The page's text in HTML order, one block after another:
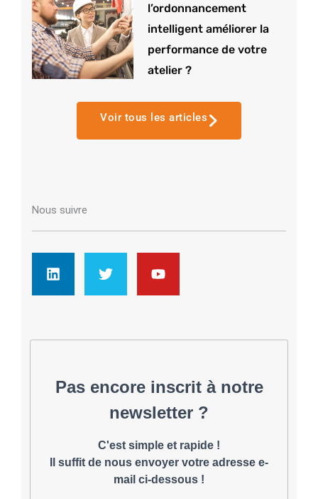
l’ordonnancement
intelligent améliorer la
performance de votre
atelier ?
Voir tous les articles
Nous suivre
L
i
n
k
e
n
T
w
i
t
t
Y
o
u
t
u
Pas encore inscrit à notre
newsletter ?
C'est simple et rapide !
Il suffit de nous envoyer votre adresse e-
mail ci-dessous !